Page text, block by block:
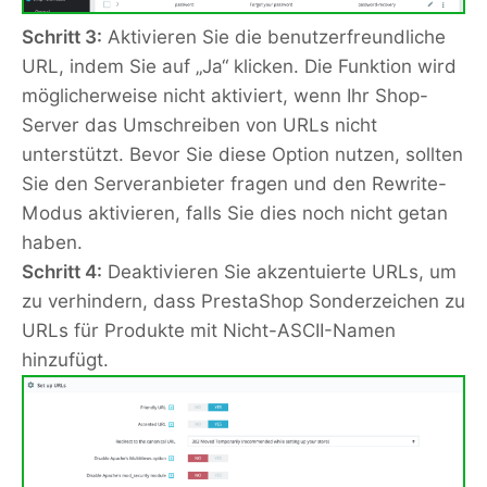
Schritt 3: Aktivieren Sie die benutzerfreundliche
URL, indem Sie auf „Ja“ klicken. Die Funktion wird
möglicherweise nicht aktiviert, wenn Ihr Shop-
Server das Umschreiben von URLs nicht
unterstützt. Bevor Sie diese Option nutzen, sollten
Sie den Serveranbieter fragen und den Rewrite-
Modus aktivieren, falls Sie dies noch nicht getan
haben.
Schritt 4: Deaktivieren Sie akzentuierte URLs, um
zu verhindern, dass PrestaShop Sonderzeichen zu
URLs für Produkte mit Nicht-ASCII-Namen
hinzufügt.